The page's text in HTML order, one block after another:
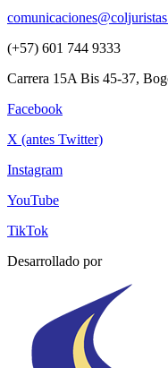
(+57) 601 744 9333
Carrera 15A Bis 45-37,
Facebook
X (antes Twitter)
Instagram
YouTube
TikTok
Desarrollado por